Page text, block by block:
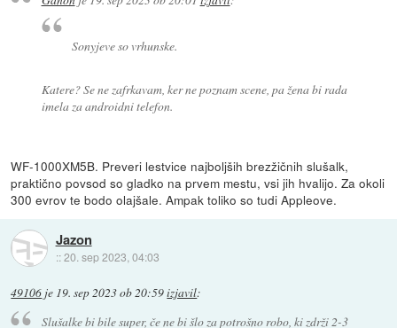
Sonyjeve so vrhunske.
Katere? Se ne zafrkavam, ker ne poznam scene, pa žena bi rada
imela za androidni telefon.
WF-1000XM5B. Preveri lestvice najboljših brezžičnih slušalk,
praktično povsod so gladko na prvem mestu, vsi jih hvalijo. Za okoli
300 evrov te bodo olajšale. Ampak toliko so tudi Appleove.
Jazon
::20. sep 2023, 04:03
49106 je 19. sep 2023 ob 20:59izjavil:
Slušalke bi bile super, če ne bi šlo za potrošno robo, ki zdrži 2-3